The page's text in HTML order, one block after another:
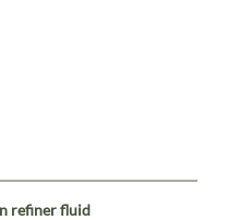
refiner fluid